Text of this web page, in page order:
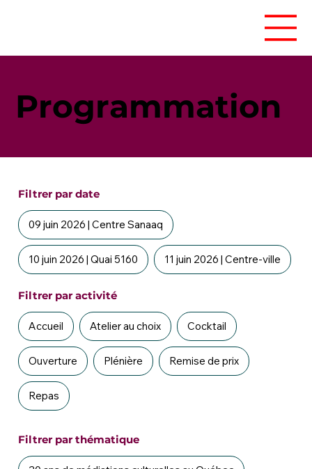
Programmation
Filtrer par date
09 juin 2026 | Centre Sanaaq
10 juin 2026 | Quai 5160 11 juin 2026 | Centre-ville
Filtrer par activité
Accueil Atelier au choix Cocktail
Ouverture Plénière Remise de prix
Repas
Filtrer par thématique